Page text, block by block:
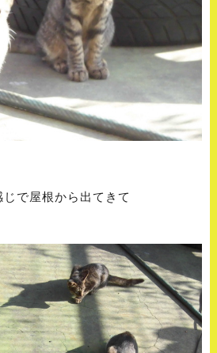
で屋根から出てきて